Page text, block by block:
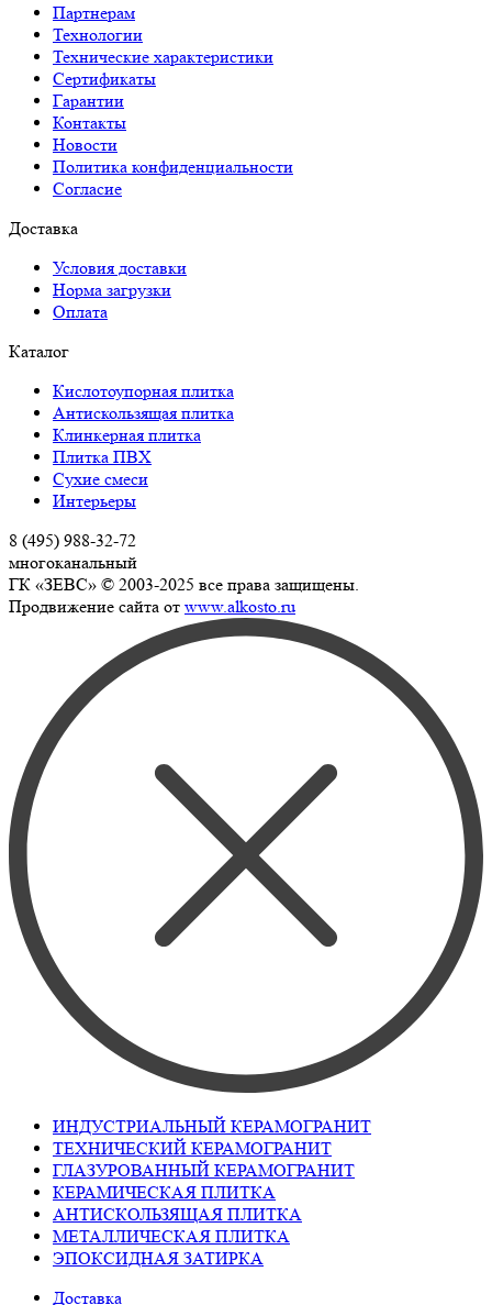
Партнерам
Технологии
Технические характеристики
Сертификаты
Гарантии
Контакты
Новости
Политика конфиденциальности
Согласие
Доставка
Условия доставки
Норма загрузки
Оплата
Каталог
Кислотоупорная плитка
Антискользящая плитка
Клинкерная плитка
Плитка ПВХ
Сухие смеси
Интерьеры
8 (495) 988-32-72
многоканальный
ГК «ЗЕВС» © 2003-2025 все права защищены.
Продвижение сайта от www.alkosto.ru
ИНДУСТРИАЛЬНЫЙ КЕРАМОГРАНИТ
ТЕХНИЧЕСКИЙ КЕРАМОГРАНИТ
ГЛАЗУРОВАННЫЙ КЕРАМОГРАНИТ
КЕРАМИЧЕСКАЯ ПЛИТКА
АНТИСКОЛЬЗЯЩАЯ ПЛИТКА
МЕТАЛЛИЧЕСКАЯ ПЛИТКА
ЭПОКСИДНАЯ ЗАТИРКА
Доставка